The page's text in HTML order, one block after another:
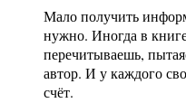
Мало получить
нужно. Иногда в
перечитываешь,
автор. И у каждого
счёт.